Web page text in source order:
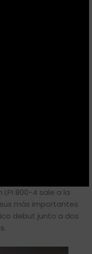
800-4 sale a la
más importantes
debut junto a dos